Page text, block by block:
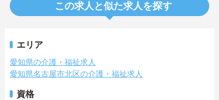
この求人と似た求人を探す
エリア
愛知県の介護・福祉求人
愛知県名古屋市北区の介護・福祉求人
資格